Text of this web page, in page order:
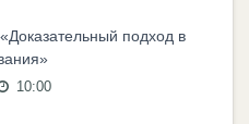
подход в
10:00